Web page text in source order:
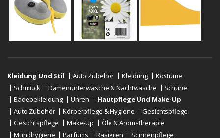
Kleidung Und Stil Auto Zubehör Kleidung
Kostüme
Schmuck
Damenunterwäsche & Nachtwäsche
Schuhe
Badebekleidung
Uhren
Hautpflege Und Make-Up
Auto Zubehör
Körperpflege & Hygiene
Gesichtspflege
Gesichtspflege
Make-Up
Öle & Aromatherapie
Mundhygiene
Parfums Rasieren Sonnenpflege